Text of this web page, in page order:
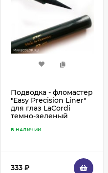
Подводка - фломастер
"Easy Precision Liner"
для глаз LaCordi
темно-зеленый
В НАЛИЧИИ
333 ₽